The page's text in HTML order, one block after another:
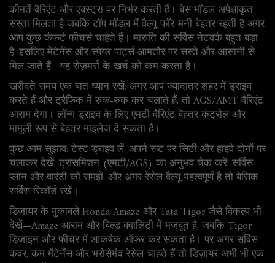
कीमतें वैरिएंट और एक्स्ट्रा पर निर्भर करती हैं। बेस मॉडल अपेक्षाकृत
सस्ता मिलता है जबकि टॉप मॉडल में वैल्यू-फॉर-मनी बेहतर रहती है अगर
आप कुछ कंफर्ट फीचर्स चाहते हैं। मारुति की सर्विस नेटवर्क बहुत बड़ा
है, इसलिए मेंटेनेंस और स्पेयर पार्ट्स आमतौर पर सस्ते और आसानी से
मिल जाते हैं—यह रोज़मर्रा के खर्च को कम करता है।
खरीदते समय एक बात ध्यान रखें: अगर आप ज्यादातर शहर में ड्राइव
करते हैं और ट्रैफिक में रुक-रुक कर चलाते हैं, तो AGS/AMT वैरिएंट
आराम देगा। लॉन्ग ड्राइव के लिए एमटी वैरिएंट बेहतर कंट्रोल और
मामूली रूप से बेहतर माइलेज दे सकता है।
कुछ आम सुझाव: टेस्ट ड्राइव लें, अपने रूट पर सिटी और हाइवे दोनों पर
चलाकर देखें; ट्रांसमिशन (एमटी/AGS) का अनुभव चेक करें; सर्विस
प्लान और वारंटी को समझें; और अगर रेसेल वैल्यू महत्वपूर्ण है तो बेसिक
सर्विस रिकॉर्ड रखें।
डिज़ायर के मुकाबले Honda Amaze और Tata Tigor जैसे विकल्प भी
देखें—Amaze आराम और बिल्ड क्वालिटी में मजबूत है, जबकि Tigor
डिजाइन और फीचर में आकर्षक ऑफर कर सकता है। पर अगर सर्विस
कवर, कम मेंटेनेंस और भरोसेमंद रेसेल चाहते हैं तो डिज़ायर अभी भी एक